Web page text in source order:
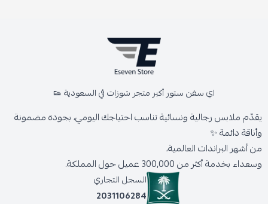
اي سفن ستور أكبر متجر شوزات في السعودية 👟
يقدّم ملابس رجالية ونسائية تناسب احتياجك اليومي، بجودة مضمونة
وأناقة دائمة ✨
من أشهر البراندات العالمية،
وسعداء بخدمة أكثر من 300,000 عميل حول المملكة.
السجل التجاري
2031106284